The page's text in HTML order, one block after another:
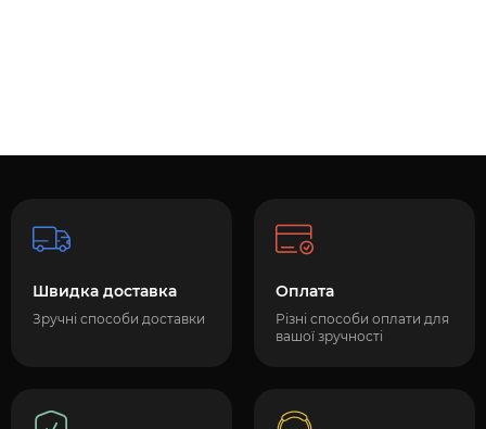
Швидка доставка
Зручні способи доставки
Оплата
Різні способи оплати для
вашої зручності